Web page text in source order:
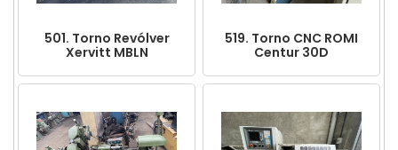
501. Torno Revólver
Xervitt MBLN
519. Torno CNC ROMI
Centur 30D